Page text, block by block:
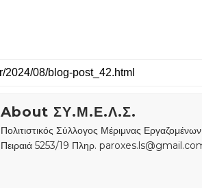
About ΣΥ.Μ.Ε.Λ.Σ.
Πολιτιστικός Σύλλογος Μέριμνας
Πειραιά 5253/19 Πληρ.